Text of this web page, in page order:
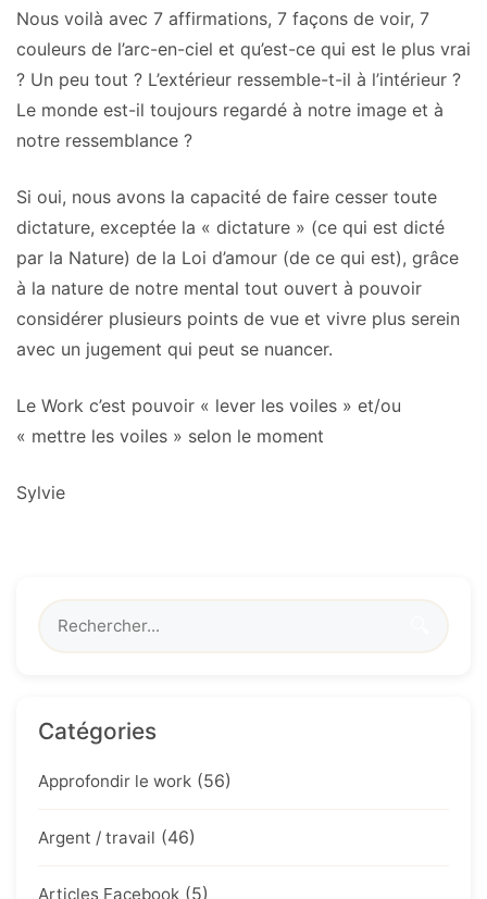
Nous voilà avec 7 affirmations, 7 façons de voir, 7
couleurs de l’arc-en-ciel et qu’est-ce qui est le plus vrai
? Un peu tout ? L’extérieur ressemble-t-il à l’intérieur ?
Le monde est-il toujours regardé à notre image et à
notre ressemblance ?
Si oui, nous avons la capacité de faire cesser toute
dictature, exceptée la « dictature » (ce qui est dicté
par la Nature) de la Loi d’amour (de ce qui est), grâce
à la nature de notre mental tout ouvert à pouvoir
considérer plusieurs points de vue et vivre plus serein
avec un jugement qui peut se nuancer.
Le Work c’est pouvoir « lever les voiles » et/ou
« mettre les voiles » selon le moment
Sylvie
Catégories
Approfondir le work (56)
Argent / travail (46)
Articles Facebook (5)